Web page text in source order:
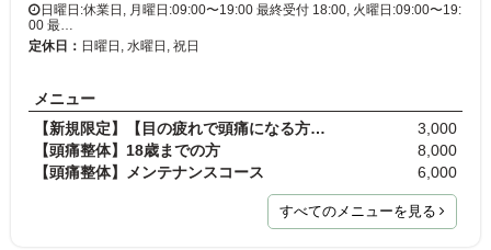
日曜日:休業日, 月曜日:09:00〜19:00 最終受付 18:00, 火曜日:09:00〜19:
00 最…
定休日： 日曜日, 水曜日, 祝日
メニュー
【新規限定】【目の疲れで頭痛になる方】整体 通常…
3,000
【頭痛整体】18歳までの方
8,000
【頭痛整体】メンテナンスコース
6,000
すべてのメニューを見る